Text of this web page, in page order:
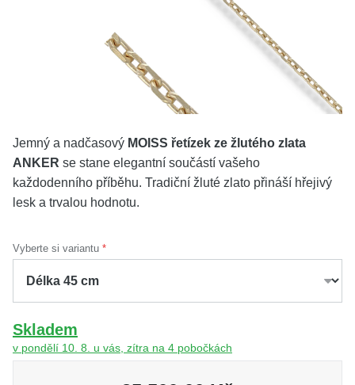
Slovensko
Jemný a nadčasový MOISS řetízek ze žlutého zlata
ANKER se stane elegantní součástí vašeho
každodenního příběhu. Tradiční žluté zlato přináší hřejivý
lesk a trvalou hodnotu.
Vyberte si variantu
Skladem
v pondělí 10. 8. u vás, zítra na 4 pobočkách